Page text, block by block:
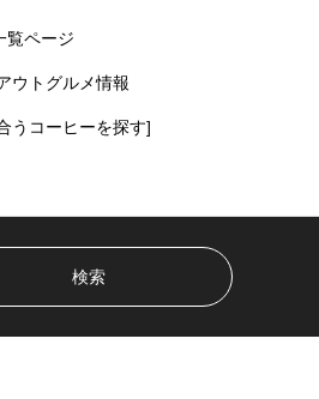
覧ページ
ウトグルメ情報
うコーヒーを探す]